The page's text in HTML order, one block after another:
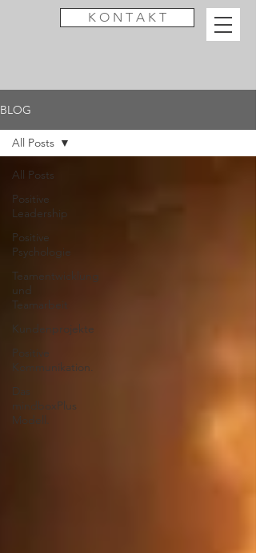
K O N T A K T
BLOG
All Posts
Positive
Leadership
Positive
Psychologie
Teamentwicklung
und
Teamarbeit
Kundenprojekte
Positive
Kommunikation.
Das
mindboxPlus
Modell.
All Posts